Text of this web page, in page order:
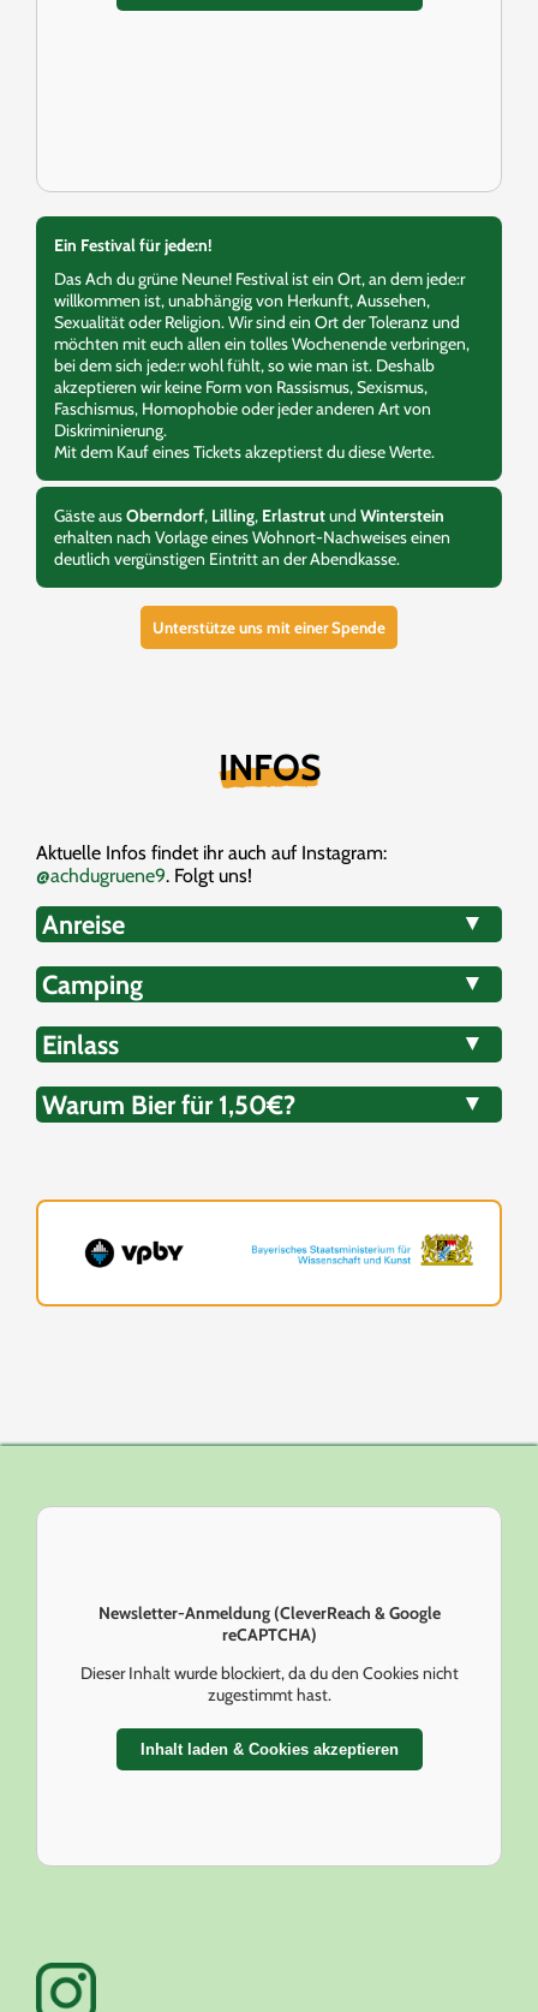
Ein Festival für jede:n!
Das Ach du grüne Neune! Festival ist ein Ort, an dem jede:r
willkommen ist, unabhängig von Herkunft, Aussehen,
Sexualität oder Religion. Wir sind ein Ort der Toleranz und
möchten mit euch allen ein tolles Wochenende verbringen,
bei dem sich jede:r wohl fühlt, so wie man ist. Deshalb
akzeptieren wir keine Form von Rassismus, Sexismus,
Faschismus, Homophobie oder jeder anderen Art von
Diskriminierung.
Mit dem Kauf eines Tickets akzeptierst du diese Werte.
Gäste ausOberndorf, Lilling, Erlastrutund Winterstein
erhalten nach Vorlage eines Wohnort-Nachweises einen
deutlich vergünstigen Eintritt an der Abendkasse.
Unterstütze uns mit einer Spende
INFOS
Aktuelle Infos findet ihr auch auf Instagram:
@achdugruene9. Folgt uns!
Anreise ▼
Camping ▼
Einlass ▼
Warum Bier für 1,50€? ▼
Newsletter-Anmeldung (CleverReach & Google
reCAPTCHA)
Dieser Inhalt wurde blockiert, da du den Cookies nicht
zugestimmt hast.
Inhalt laden & Cookies akzeptieren